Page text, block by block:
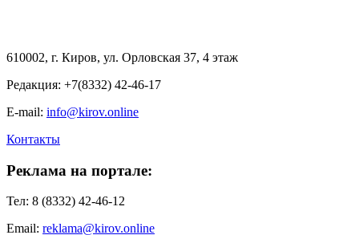
610002, г. Киров, ул. Орловская 37, 4 этаж
Редакция: +7(8332) 42-46-17
E-mail: info@kirov.online
Контакты
Реклама на портале:
Тел: 8 (8332) 42-46-12
Email: reklama@kirov.online